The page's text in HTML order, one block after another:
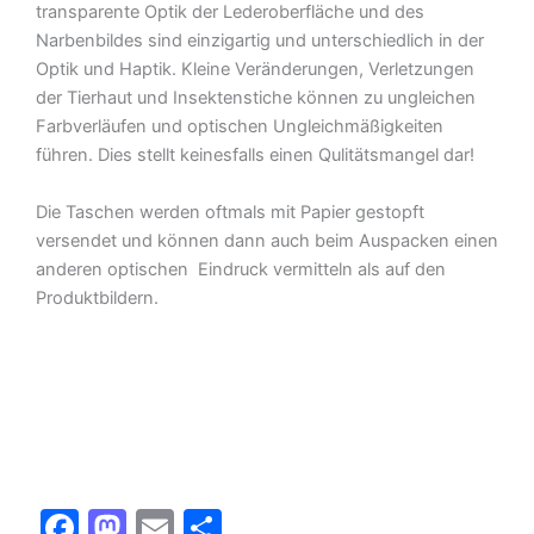
transparente Optik der Lederoberfläche und des
Narbenbildes sind einzigartig und unterschiedlich in der
Optik und Haptik. Kleine Veränderungen, Verletzungen
der Tierhaut und Insektenstiche können zu ungleichen
Farbverläufen und optischen Ungleichmäßigkeiten
führen. Dies stellt keinesfalls einen Qulitätsmangel dar!
Die Taschen werden oftmals mit Papier gestopft
versendet und können dann auch beim Auspacken einen
anderen optischen Eindruck vermitteln als auf den
Produktbildern.